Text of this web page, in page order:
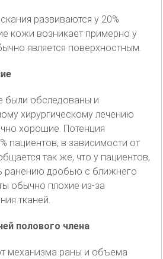
развиваются у 20%
кожи возникает примерно у
является поверхностным.
были обследованы и
хирургическому лечению
хорошие. Потенция
пациентов, в зависимости от
так же, что у пациентов,
ранению дробью с ближнего
обычно плохие из-за
тканей.
полового члена
механизма раны и объема